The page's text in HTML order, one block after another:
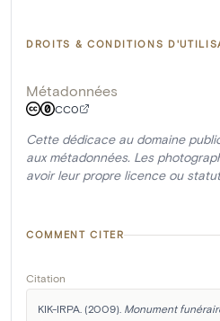
DROITS & CONDITIONS
Métadonnées
CC0
Cette dédicace au domaine
aux métadonnées. Les
avoir leur propre licence ou
COMMENT CITER
Citation
KIK-IRPA. (2009). Monument